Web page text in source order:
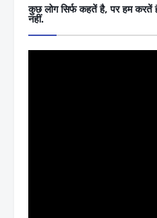
कुछ लोग सिर्फ कहतें है, पर हम करतें
नहीं.